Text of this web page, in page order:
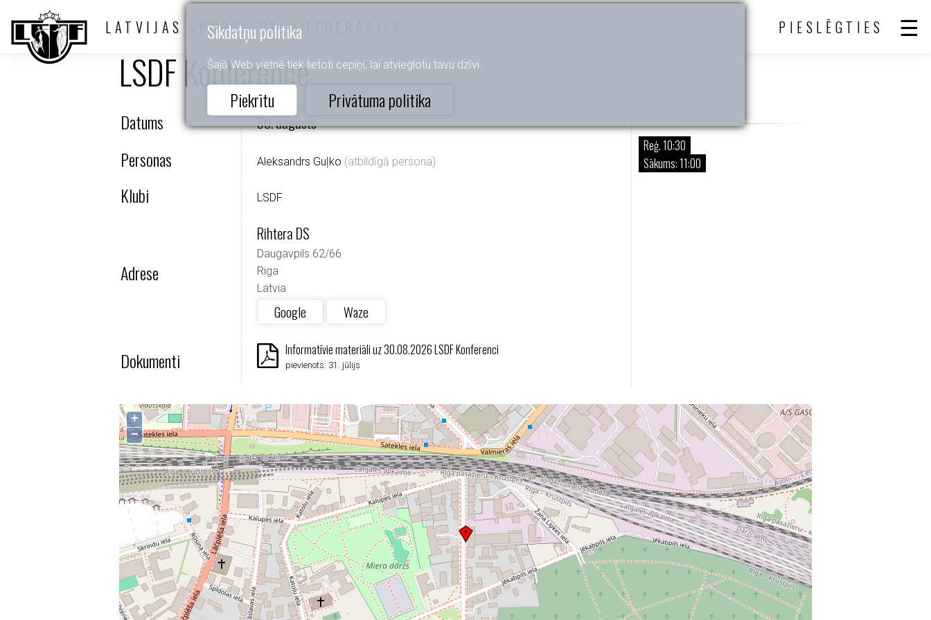
Sīkdatņu politika
Šajā Web vietnē tiek lietoti cepiņi, lai atvieglotu tavu dzīvi.
Piekrītu Privātuma politika
LATVIJAS SPORTA DEJU FEDERĀCIJA PIESLĒGTIES
LSDF Konference
Datums 30. augusts
Personas Aleksandrs Guļko (atbildīgā persona)
Klubi LSDF
Adrese
Rihtera DS
Daugavpils 62/66
Riga
Latvia
Google Waze
Dokumenti Informatīvie materiāli uz 30.08.2026 LSDF Konferenci
pievienots: 31. jūlijs
Reģ. 10:30
Sākums: 11:00
+
−